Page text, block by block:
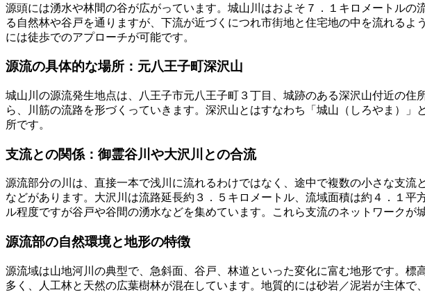
源頭には湧水や林間の谷が広がっています。城山川はおよそ７．１キロメートル
る自然林や谷戸を通りますが、下流が近づくにつれ市街地と住宅地の中を流れる
には徒歩でのアプローチが可能です。
源流の具体的な場所：元八王子町深沢山
城山川の源流発生地点は、八王子市元八王子町３丁目、城跡のある深沢山付近の
ら、川筋の流路を形づくっていきます。深沢山とはすなわち「城山（しろやま）
所です。
支流との関係：御霊谷川や大沢川との合流
源流部分の川は、直接一本で浅川に流れるわけではなく、途中で複数の小さな支
などがあります。大沢川は流路延長約３．５キロメートル、流域面積は約４．１
ル程度ですが谷戸や谷間の湧水などを集めています。これら支流のネットワークが
源流部の自然環境と地形の特徴
源流域は山地河川の典型で、急斜面、谷戸、林道といった変化に富む地形です。
多く、人工林と天然の広葉樹林が混在しています。地質的には砂岩／泥岩が主体